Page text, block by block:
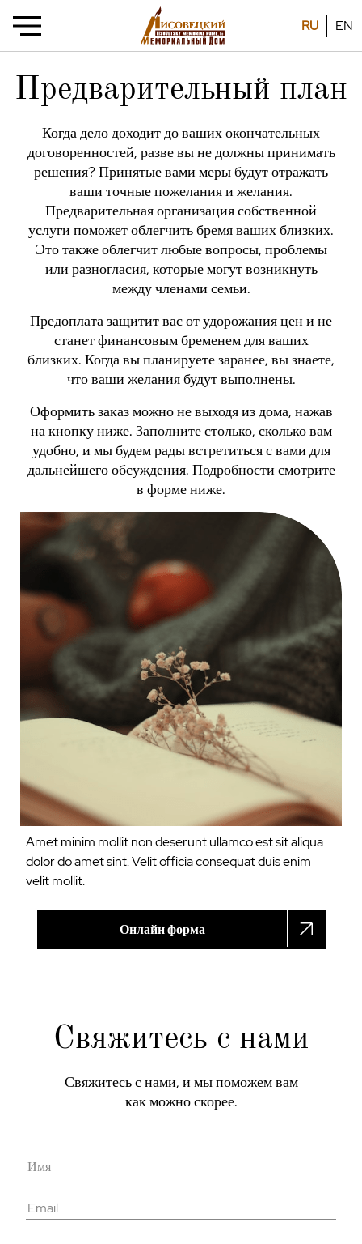
RU EN
Предварительный план
Когда дело доходит до ваших окончательных
договоренностей, разве вы не должны принимать
решения? Принятые вами меры будут отражать
ваши точные пожелания и желания.
Предварительная организация собственной
услуги поможет облегчить бремя ваших близких.
Это также облегчит любые вопросы, проблемы
или разногласия, которые могут возникнуть
между членами семьи.
Предоплата защитит вас от удорожания цен и не
станет финансовым бременем для ваших
близких. Когда вы планируете заранее, вы знаете,
что ваши желания будут выполнены.
Оформить заказ можно не выходя из дома, нажав
на кнопку ниже. Заполните столько, сколько вам
удобно, и мы будем рады встретиться с вами для
дальнейшего обсуждения. Подробности смотрите
в форме ниже.
Amet minim mollit non deserunt ullamco est sit aliqua
dolor do amet sint. Velit officia consequat duis enim
velit mollit.
Онлайн форма
Свяжитесь с нами
Свяжитесь с нами, и мы поможем вам
как можно скорее.